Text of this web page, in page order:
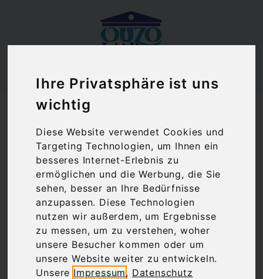
Ihre Privatsphäre ist uns
wichtig
Diese Website verwendet Cookies und
Targeting Technologien, um Ihnen ein
besseres Internet-Erlebnis zu
ermöglichen und die Werbung, die Sie
sehen, besser an Ihre Bedürfnisse
anzupassen. Diese Technologien
nutzen wir außerdem, um Ergebnisse
zu messen, um zu verstehen, woher
unsere Besucher kommen oder um
unsere Website weiter zu entwickeln.
Unsere Impressum, Datenschutz
Ouzoland.de